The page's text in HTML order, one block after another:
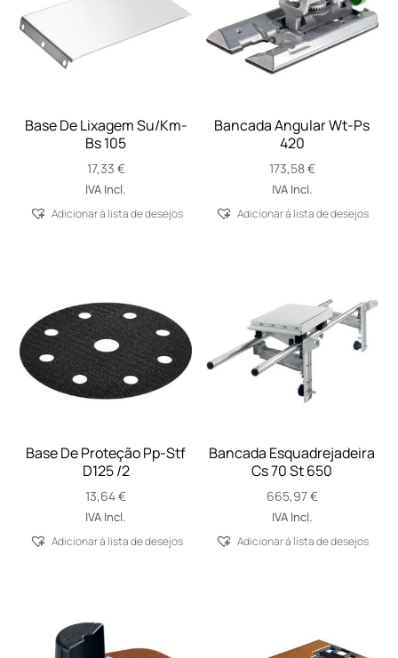
Base De Lixagem Su/Km-
Bs 105
17,33 €
IVA Incl.
Adicionar á lista de desejos
Bancada Angular Wt-Ps
420
173,58€
IVA Incl.
Adicionar á lista de desejos
Base De Proteção Pp-Stf
D125 /2
13,64€
IVA Incl.
Adicionar á lista de desejos
Bancada Esquadrejadeira
Cs 70 St 650
665,97€
IVA Incl.
Adicionar á lista de desejos